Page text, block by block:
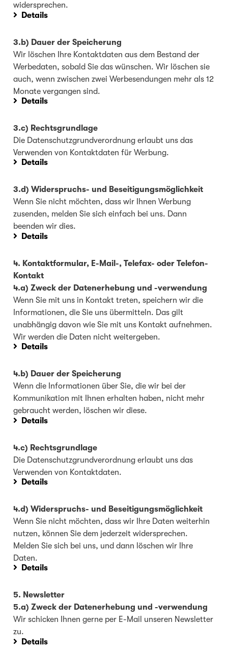
widersprechen.
Details
3.b) Dauer der Speicherung
Wir löschen Ihre Kontaktdaten aus dem Bestand der
Werbedaten, sobald Sie das wünschen. Wir löschen sie
auch, wenn zwischen zwei Werbesendungen mehr als 12
Monate vergangen sind.
Details
3.c) Rechtsgrundlage
Die Datenschutzgrundverordnung erlaubt uns das
Verwenden von Kontaktdaten für Werbung.
Details
3.d) Widerspruchs- und Beseitigungsmöglichkeit
Wenn Sie nicht möchten, dass wir Ihnen Werbung
zusenden, melden Sie sich einfach bei uns. Dann
beenden wir dies.
Details
4. Kontaktformular, E-Mail-, Telefax- oder Telefon-
Kontakt
4.a) Zweck der Datenerhebung und -verwendung
Wenn Sie mit uns in Kontakt treten, speichern wir die
Informationen, die Sie uns übermitteln. Das gilt
unabhängig davon wie Sie mit uns Kontakt aufnehmen.
Wir werden die Daten nicht weitergeben.
Details
4.b) Dauer der Speicherung
Wenn die Informationen über Sie, die wir bei der
Kommunikation mit Ihnen erhalten haben, nicht mehr
gebraucht werden, löschen wir diese.
Details
4.c) Rechtsgrundlage
Die Datenschutzgrundverordnung erlaubt uns das
Verwenden von Kontaktdaten.
Details
4.d) Widerspruchs- und Beseitigungsmöglichkeit
Wenn Sie nicht möchten, dass wir Ihre Daten weiterhin
nutzen, können Sie dem jederzeit widersprechen.
Melden Sie sich bei uns, und dann löschen wir Ihre
Daten.
Details
5. Newsletter
5.a) Zweck der Datenerhebung und -verwendung
Wir schicken Ihnen gerne per E-Mail unseren Newsletter
zu.
Details